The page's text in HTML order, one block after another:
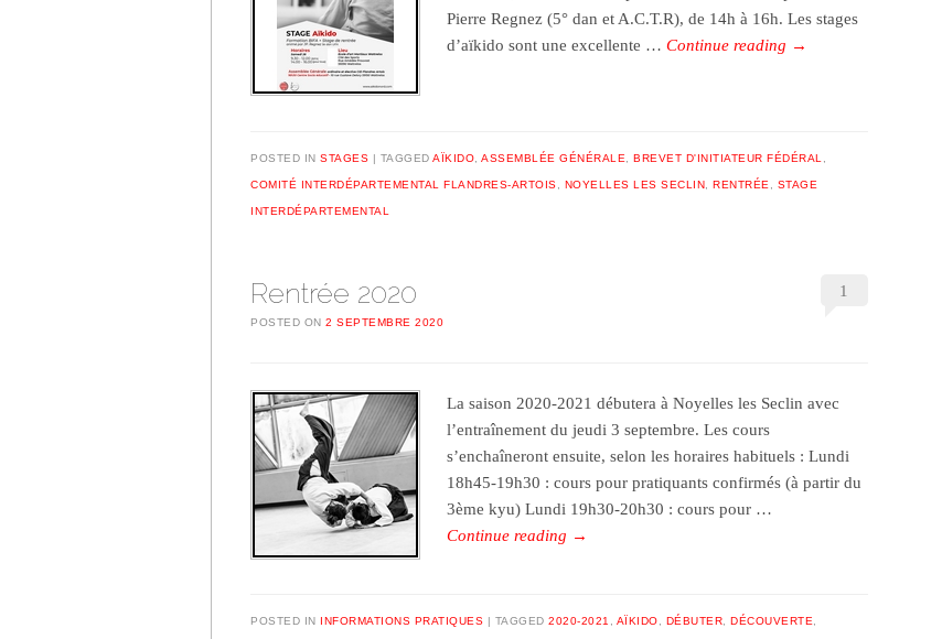
Pierre Regnez (5° dan et A.C.T.R), de 14h à 16h. Les stages
d’aïkido sont une excellente …Continue reading →
POSTED IN STAGES TAGGED AÏKIDO ASSEMBLÉE GÉNÉRALE BREVET D'INITIATEUR FÉDÉRAL
COMITÉ INTERDÉPARTEMENTAL FLANDRES-ARTOIS NOYELLES LES SECLIN RENTRÉE STAGE
INTERDÉPARTEMENTAL
Rentrée 2020
POSTED ON 2 SEPTEMBRE 2020
1
La saison 2020-2021 débutera à Noyelles les Seclin avec
l’entraînement du jeudi 3 septembre. Les cours
s’enchaîneront ensuite, selon les horaires habituels : Lundi
18h45-19h30 : cours pour pratiquants confirmés (à partir du
3ème kyu) Lundi 19h30-20h30 : cours pour …
Continue reading →
POSTED IN INFORMATIONS PRATIQUES TAGGED 2020-2021 , AÏKIDO, DÉBUTER, DÉCOUVERTE,